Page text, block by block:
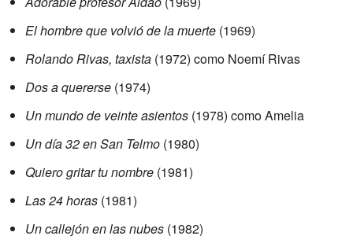
El hombre que volvió de la muerte (1969)
Rolando Rivas, taxista (1972) como Noemí Rivas
Dos a quererse (1974)
Un mundo de veinte asientos (1978) como Amelia
Un día 32 en San Telmo (1980)
Quiero gritar tu nombre (1981)
Las 24 horas (1981)
Un callejón en las nubes (1982)